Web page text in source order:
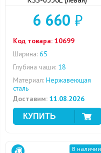
6 660 ₽
Код товара: 10699
Ширина: 65
Глубина чаши: 18
Материал: Нержавеющая
сталь
Доставим: 11.08.2026
В наличии